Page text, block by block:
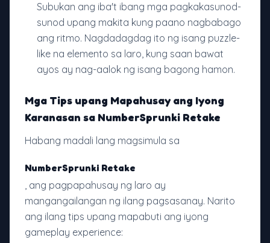
Subukan ang iba't ibang mga pagkakasunod-
sunod upang makita kung paano nagbabago
ang ritmo. Nagdadagdag ito ng isang puzzle-
like na elemento sa laro, kung saan bawat
ayos ay nag-aalok ng isang bagong hamon.
Mga Tips upang Mapahusay ang Iyong
Karanasan sa NumberSprunki Retake
Habang madali lang magsimula sa
NumberSprunki Retake
, ang pagpapahusay ng laro ay
mangangailangan ng ilang pagsasanay. Narito
ang ilang tips upang mapabuti ang iyong
gameplay experience: